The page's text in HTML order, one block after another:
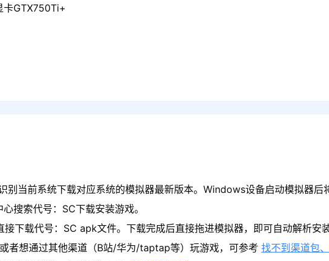
GTX750Ti+
当前系统下载对应系统的模拟器最新版本。Windows设备启动模拟器后
搜索代号：SC下载安装游戏。
下载代号：SC apk文件。下载完成后直接拖进模拟器，即可自动解析安装
者想通过其他渠道（B站/华为/taptap等）玩游戏，可参考 找不到渠道包